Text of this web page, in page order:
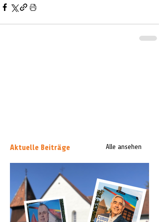
Aktuelle Beiträge Alle ansehen